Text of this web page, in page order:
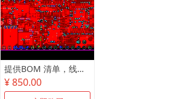
提供BOM 清单，线路板抄板，原理图制作
¥ 850.00